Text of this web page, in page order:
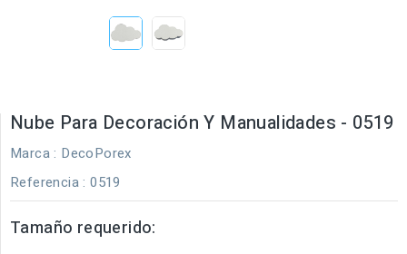
Nube Para Decoración Y Manualidades - 0519
Marca : DecoPorex
Referencia : 0519
Tamaño requerido: